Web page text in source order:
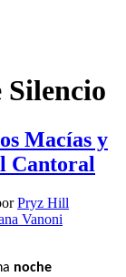
Silencio
Macías y
Cantoral
Pryz Hill
noche